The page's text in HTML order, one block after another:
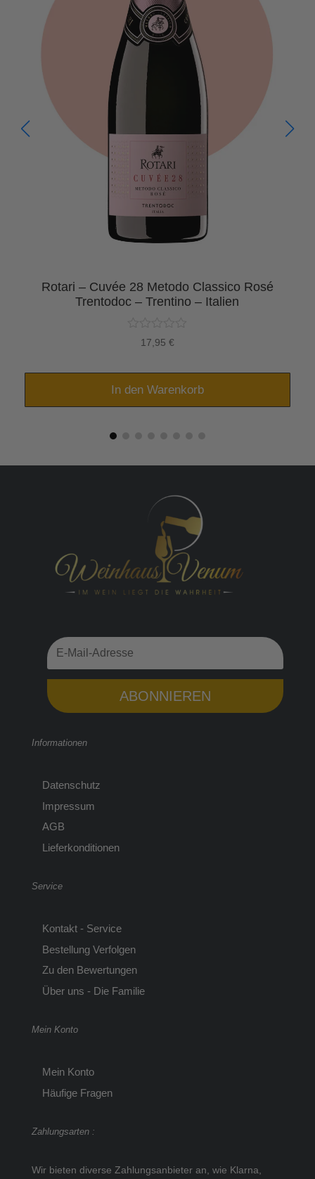
Rotari – Cuvée 28 Metodo Classico Rosé
Trentodoc – Trentino – Italien
17,95 €
In den Warenkorb
ABONNIEREN
Informationen
Datenschutz
Impressum
AGB
Lieferkonditionen
Service
Kontakt - Service
Bestellung Verfolgen
Zu den Bewertungen
Über uns - Die Familie
Mein Konto
Mein Konto
Häufige Fragen
Zahlungsarten :
Wir bieten diverse Zahlungsanbieter an, wie Klarna,